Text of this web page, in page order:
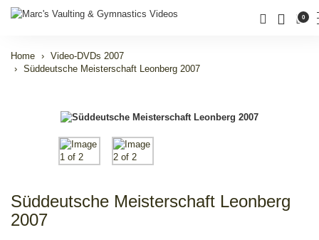
0
Home
Video-DVDs 2007
Süddeutsche Meisterschaft Leonberg 2007
Süddeutsche Meisterschaft Leonberg
2007